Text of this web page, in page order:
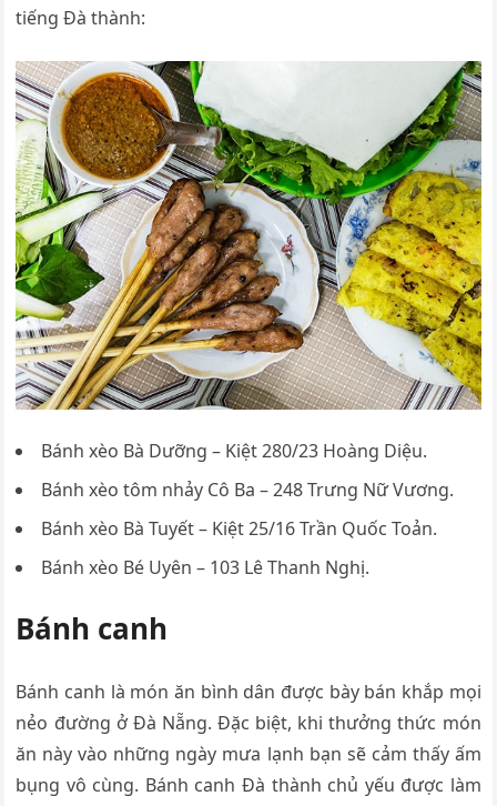
tiếng Đà thành:
Bánh xèo Bà Dưỡng – Kiệt 280/23 Hoàng Diệu.
Bánh xèo tôm nhảy Cô Ba – 248 Trưng Nữ Vương.
Bánh xèo Bà Tuyết – Kiệt 25/16 Trần Quốc Toản.
Bánh xèo Bé Uyên – 103 Lê Thanh Nghị.
Bánh canh
Bánh canh là món ăn bình dân được bày bán khắp mọi
nẻo đường ở Đà Nẵng. Đặc biệt, khi thưởng thức món
ăn này vào những ngày mưa lạnh bạn sẽ cảm thấy ấm
bụng vô cùng. Bánh canh Đà thành chủ yếu được làm